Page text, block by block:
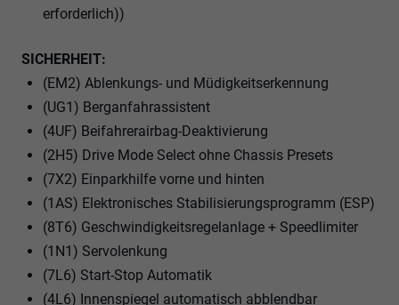
erforderlich))
SICHERHEIT:
(EM2) Ablenkungs- und Müdigkeitserkennung
(UG1) Berganfahrassistent
(4UF) Beifahrerairbag-Deaktivierung
(2H5) Drive Mode Select ohne Chassis Presets
(7X2) Einparkhilfe vorne und hinten
(1AS) Elektronisches Stabilisierungsprogramm (ESP)
(8T6) Geschwindigkeitsregelanlage + Speedlimiter
(1N1) Servolenkung
(7L6) Start-Stop Automatik
(4L6) Innenspiegel automatisch abblendbar